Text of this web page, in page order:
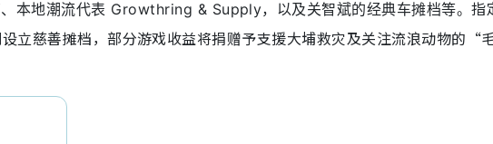
本地潮流代表 Growthring & Supply，以及关智斌的经典车摊档等。指
立慈善摊档，部分游戏收益将捐赠予支援大埔救灾及关注流浪动物的“